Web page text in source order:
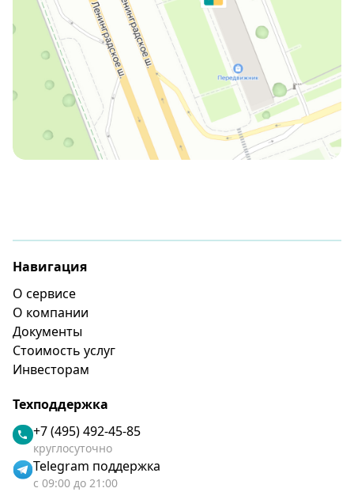
Навигация
О сервисе
О компании
Документы
Стоимость услуг
Инвесторам
Техподдержка
+7 (495) 492-45-85
круглосуточно
Telegram поддержка
с 09:00 до 21:00